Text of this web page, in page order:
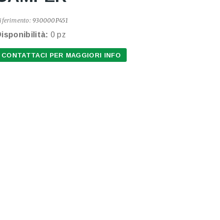
930000P451
0 pz
CONTATTACI PER MAGGIORI INFO